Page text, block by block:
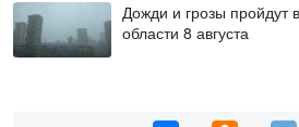
Дожди и грозы пройдут
области 8 августа